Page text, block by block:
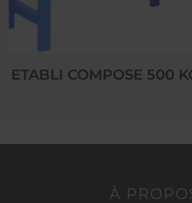
ETABLI COMPOSE 500
À